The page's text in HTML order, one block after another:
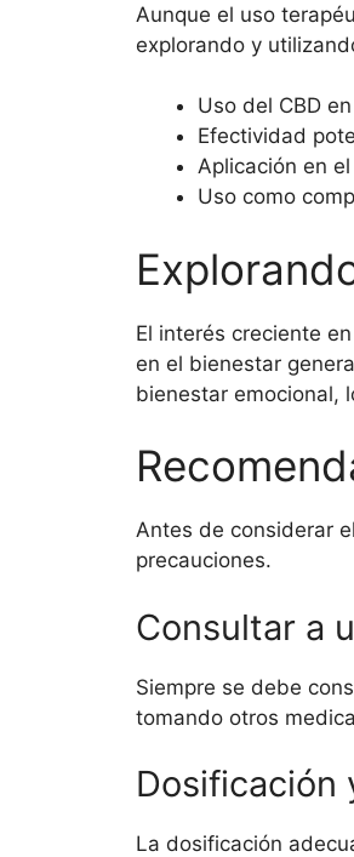
Aunque el uso
explorando y
Uso del CBD
Efectividad
Aplicación en
Uso como
El interés creciente
en el bienestar
bienestar emocional,
Antes de considerar
precauciones.
Consultar a
Siempre se debe
tomando otros
Dosificación
La dosificación